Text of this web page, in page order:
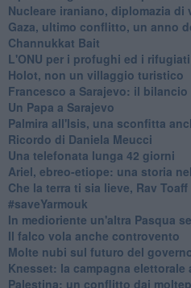
Nucleare iraniano, diplomazia di
Gaza, ultimo conflitto, un anno
Channukkat Bait
L'ONU per i profughi ed i rifugiati
Holot, non un villaggio turistico
Francesco a Sarajevo: il bilancio
Un Papa a Sarajevo
Palmira all'Isis, una sconfitta
Ricordo di Daniela Meucci
​Una telefonata lunga 42 giorni
​Ariel, ebreo-etiope: una storia
Che la terra ti sia lieve, Rav Toaff
​#saveYarmouk
​In medioriente un'altra Pasqua
​Il falco vola anche controvento
Molte nubi sul futuro del
Knesset: la campagna elettorale
Palestina: un conflitto dai